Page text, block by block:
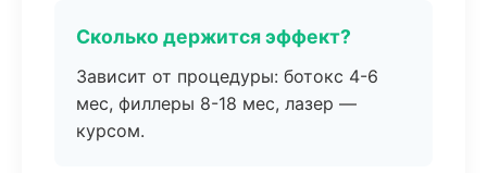
Сколько держится эффект?
Зависит от процедуры: ботокс 4-6
мес, филлеры 8-18 мес, лазер —
курсом.